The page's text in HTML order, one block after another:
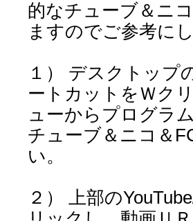
的なチューブ＆ニ
ますのでご参考に
１） デスクトップ
ートカットをＷク
ューからプログラ
チューブ＆ニコ＆
い。
２） 上部の